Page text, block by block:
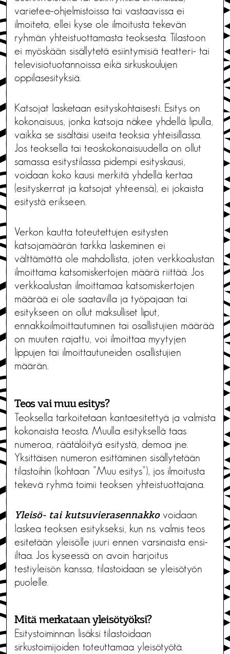
varietee-ohjelmistoissa tai vastaavissa ei
ilmoiteta, ellei kyse ole ilmoitusta tekevän
ryhmän yhteistuottamasta teoksesta. Tilastoon
ei myöskään sisällytetä esiintymisiä teatteri- tai
televisiotuotannoissa eikä sirkuskoulujen
oppilasesityksiä.
Katsojat lasketaan esityskohtaisesti. Esitys on
kokonaisuus, jonka katsoja näkee yhdellä lipulla,
vaikka se sisältäisi useita teoksia yhteisillassa.
Jos teoksella tai teoskokonaisuudella on ollut
samassa esitystilassa pidempi esityskausi,
voidaan koko kausi merkitä yhdellä kertaa
(esityskerrat ja katsojat yhteensä), ei jokaista
esitystä erikseen.
Verkon kautta toteutettujen esitysten
katsojamäärän tarkka laskeminen ei
välttämättä ole mahdollista, joten verkkoalustan
ilmoittama katsomiskertojen määrä riittää. Jos
verkkoalustan ilmoittamaa katsomiskertojen
määrää ei ole saatavilla ja työpajaan tai
esitykseen on ollut maksulliset liput,
ennakkoilmoittautuminen tai osallistujien määrää
on muuten rajattu, voi ilmoittaa myytyjen
lippujen tai ilmoittautuneiden osallistujien
määrän.
Teos vai muu esitys?
Teoksella tarkoitetaan kantaesitettyä ja valmista
kokonaista teosta. Muulla esityksellä taas
numeroa, räätälöityä esitystä, demoa jne.
Yksittäisen numeron esittäminen sisällytetään
tilastoihin (kohtaan ”Muu esitys”), jos ilmoitusta
tekevä ryhmä toimii teoksen yhteistuottajana.
Yleisö- tai kutsuvierasennakkovoidaan
laskea teoksen esitykseksi, kun ns. valmis teos
esitetään yleisölle juuri ennen varsinaista ensi-
iltaa. Jos kyseessä on avoin harjoitus
testiyleisön kanssa, tilastoidaan se yleisötyön
puolelle.
Mitä merkataan yleisötyöksi?
Esitystoiminnan lisäksi tilastoidaan
sirkustoimijoiden toteuttamaa yleisötyötä.